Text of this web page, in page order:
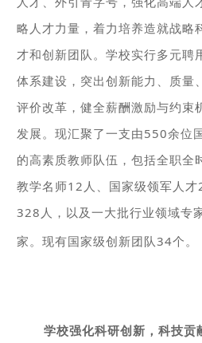
略人才力量，着力培养造就战略
才和创新团队。学校实行多元聘
体系建设，突出创新能力、质量
评价改革，健全薪酬激励与约束
发展。现汇聚了一支由550余位
的高素质教师队伍，包括全职全
教学名师12人、国家级领军人
328人，以及一大批行业领域专
家。现有国家级创新团队34个。
学校强化科研创新，科技贡